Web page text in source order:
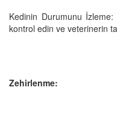
Kedinin Durumunu
kontrol edin ve veterinerin
Zehirlenme: